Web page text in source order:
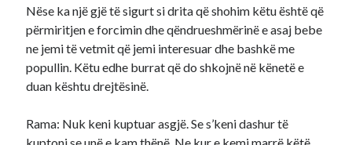
Nëse ka një gjë të sigurt si drita që shohim këtu është që
përmiritjen e forcimin dhe qëndrueshmërinë e asaj bebe
ne jemi të vetmit që jemi interesuar dhe bashkë me
popullin. Këtu edhe burrat që do shkojnë në kënetë e
duan kështu drejtësinë.
Rama: Nuk keni kuptuar asgjë. Se s’keni dashur të